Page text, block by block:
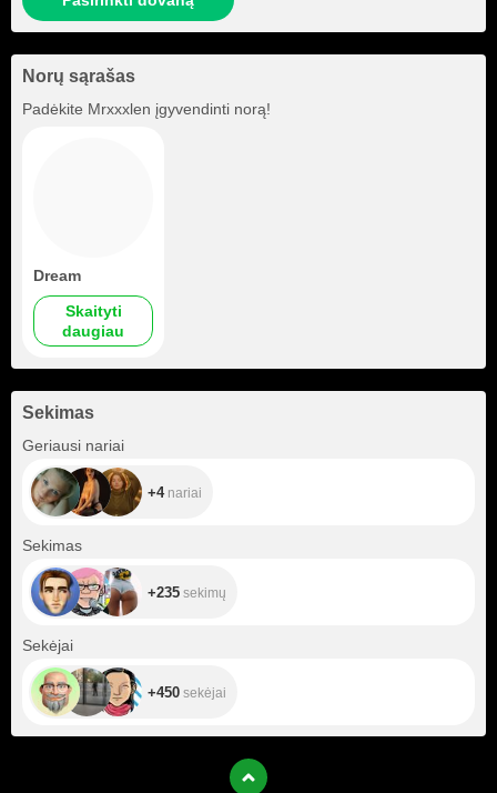
Norų sąrašas
Padėkite Mrxxxlen įgyvendinti norą!
Dream
Skaityti
daugiau
Sekimas
Geriausi nariai
+4nariai
Sekimas
+235 sekimų
Sekėjai
+450 sekėjai